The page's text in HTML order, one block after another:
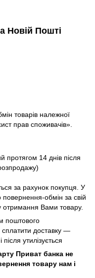
Новій Пошті
товарів належної
прав споживачів»
протягом 14 днів після
за рахунок покупця У
повернення-обмін за свій
отримання Вами товару.
поштового
сплатити доставку ―
утилізується
Приват банка не
товару нам і